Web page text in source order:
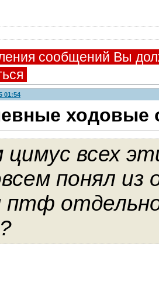
сообщений Вы
01:54
ходовые
цимус всех
понял из